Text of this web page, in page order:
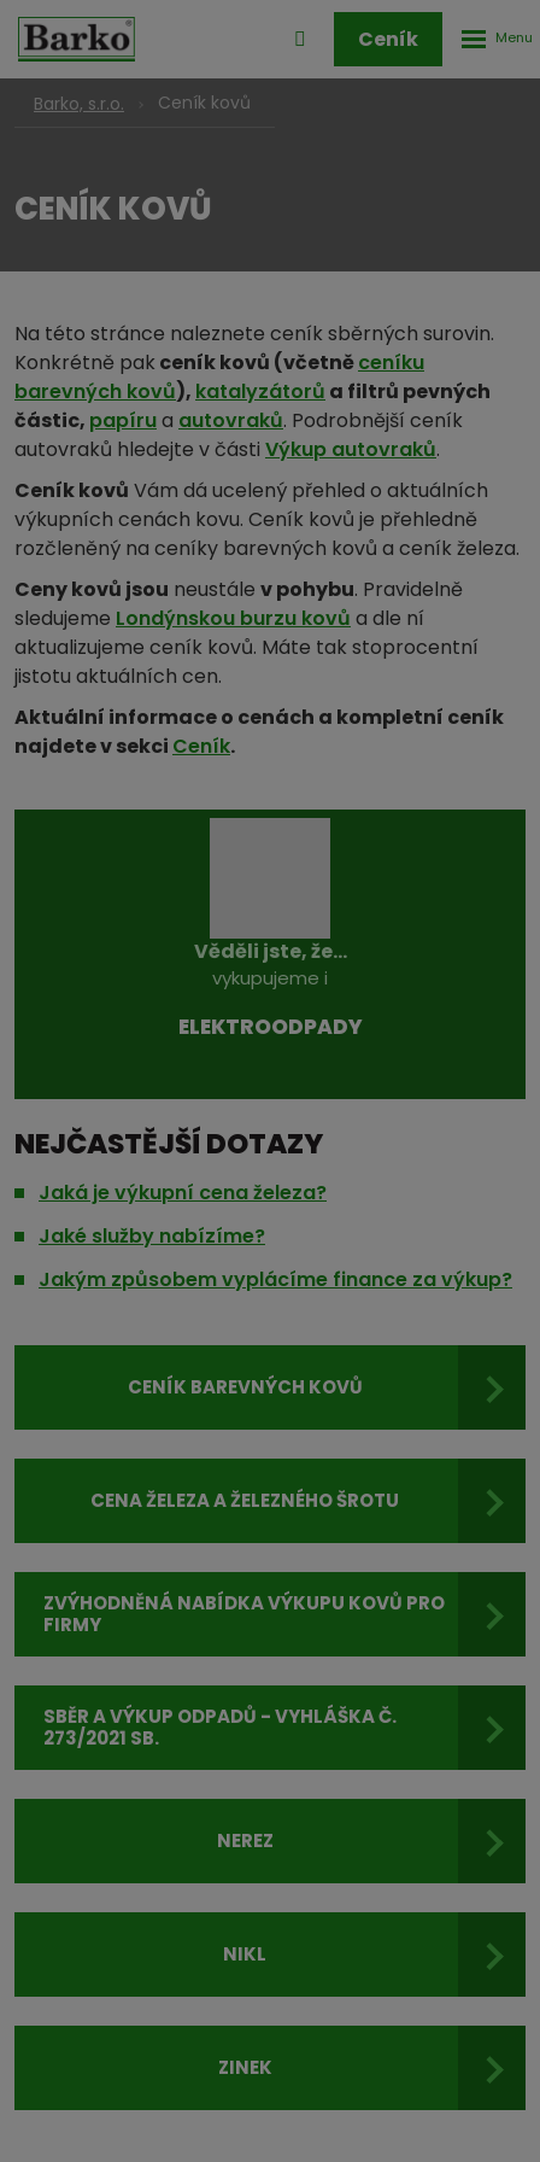
Přihlášení
Ceník
Barko, s.r.o. Ceník kovů
CENÍK KOVŮ
Na této stránce naleznete ceník sběrných surovin.
Konkrétně pak ceník kovů (včetněceníku
barevných kovů), katalyzátorů a filtrů pevných
částic, papírua autovraků. Podrobnější ceník
autovraků hledejte v části Výkup autovraků.
Ceník kovů Vám dá ucelený přehled o aktuálních
výkupních cenách kovu. Ceník kovů je přehledně
rozčleněný na ceníky barevných kovů a ceník železa.
Ceny kovů jsou neustále v pohybu. Pravidelně
sledujeme Londýnskou burzu kovů a dle ní
aktualizujeme ceník kovů. Máte tak stoprocentní
jistotu aktuálních cen.
Aktuální informace o cenách a kompletní ceník
najdete v sekci Ceník.
Věděli jste, že...
vykupujeme i
ELEKTROODPADY
NEJČASTĚJŠÍ DOTAZY
Jaká je výkupní cena železa?
Jaké služby nabízíme?
Jakým způsobem vyplácíme finance za výkup?
CENÍK BAREVNÝCH KOVŮ
CENA ŽELEZA A ŽELEZNÉHO ŠROTU
ZVÝHODNĚNÁ NABÍDKA VÝKUPU KOVŮ PRO
FIRMY
SBĚR A VÝKUP ODPADŮ - VYHLÁŠKA Č.
273/2021 SB.
NEREZ
NIKL
ZINEK